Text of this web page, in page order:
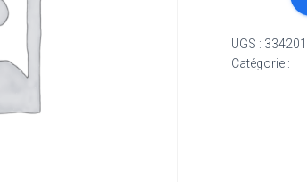
10
abrasifs
UGS :
Catégorie :